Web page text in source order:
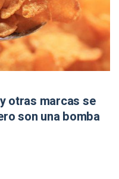
otras marcas se
son una bomba